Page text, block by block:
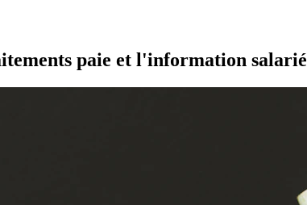
paie et l'information salarié